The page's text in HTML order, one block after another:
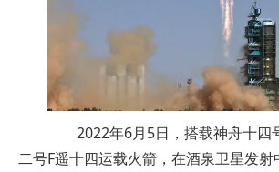
2022年6月5日，搭载神舟十四
二号F遥十四运载火箭，在酒泉卫星发